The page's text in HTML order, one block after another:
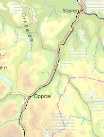
å besøke
kirkestedet har
her for allerede 800
Pilegrimsleden
går av på
gått ca. 5 km lags
Digre, tar man av
Stien går igjennom
våtmarker delvis